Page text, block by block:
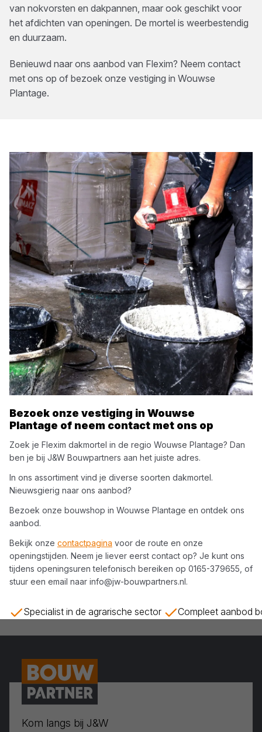
van nokvorsten en dakpannen, maar ook geschikt voor
het afdichten van openingen. De mortel is weerbestendig
en duurzaam.
Benieuwd naar ons aanbod van Flexim? Neem contact
met ons op of bezoek onze vestiging in Wouwse
Plantage.
Bezoek onze vestiging in Wouwse
Plantage of neem contact met ons op
Zoek je Flexim dakmortel in de regio Wouwse Plantage? Dan
ben je bij J&W Bouwpartners aan het juiste adres.
In ons assortiment vind je diverse soorten dakmortel.
Nieuwsgierig naar ons aanbod?
Bezoek onze bouwshop in Wouwse Plantage en ontdek ons
aanbod.
Bekijk onze contactpagina voor de route en onze
openingstijden. Neem je liever eerst contact op? Je kunt ons
tijdens openingsuren telefonisch bereiken op 0165-379655 , of
stuur een email naar info@jw-bouwpartners.nl.
Specialist in de agrarische sector Compleet aanbod
Kom langs bij J&W